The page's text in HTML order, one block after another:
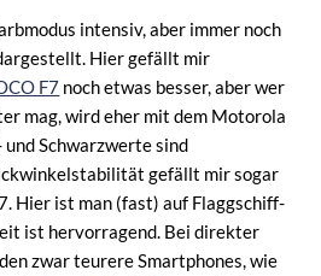
intensiv, aber immer noch
Hier gefällt mir
F7 noch etwas besser, aber wer
mag, wird eher mit dem Motorola
Schwarzwerte sind
gefällt mir sogar
Hier ist man (fast) auf Flaggschiff-
ist hervorragend. Bei direkter
zwar teurere Smartphones, wie